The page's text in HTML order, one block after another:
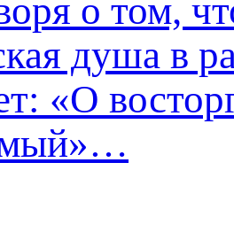
о том,
душа в
«О